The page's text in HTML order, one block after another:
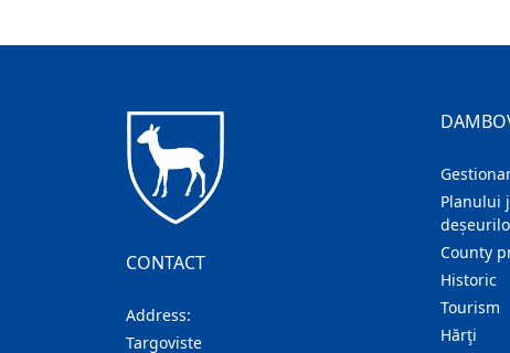
CONTACT
Address:
Targoviste
Planului
County
Historic
Tourism
Hărţi